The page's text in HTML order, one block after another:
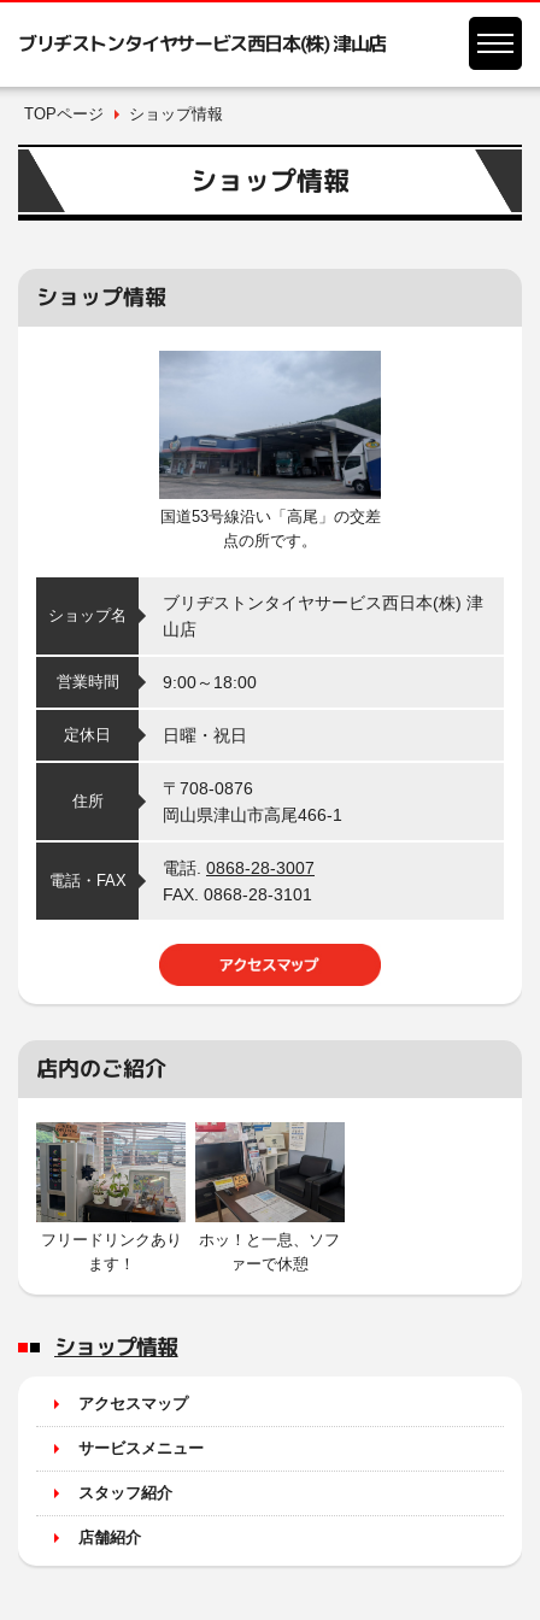
ブリヂストンタイヤサービス西日本(株) 津山店
TOPページ ショップ情報
ショップ情報
ショップ情報
国道53号線沿い「高尾」の交差
点の所です。
ショップ名
ブリヂストンタイヤサービス西日本(株) 津
山店
営業時間 9:00～18:00
定休日 日曜・祝日
住所
〒708-0876
岡山県津山市高尾466-1
電話・FAX
電話. 0868-28-3007
FAX. 0868-28-3101
店内のご紹介
フリードリンクあり
ます！
ホッ！と一息、ソフ
ァーで休憩
ショップ情報
アクセスマップ
サービスメニュー
スタッフ紹介
店舗紹介